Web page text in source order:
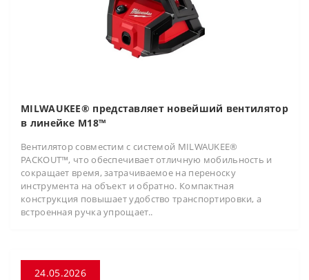
MILWAUKEE® представляет новейший вентилятор
в линейке M18™
Вентилятор совместим с системой MILWAUKEE®
PACKOUT™, что обеспечивает отличную мобильность и
сокращает время, затрачиваемое на переноску
инструмента на объект и обратно. Компактная
конструкция повышает удобство транспортировки, а
встроенная ручка упрощает..
24.05.2026